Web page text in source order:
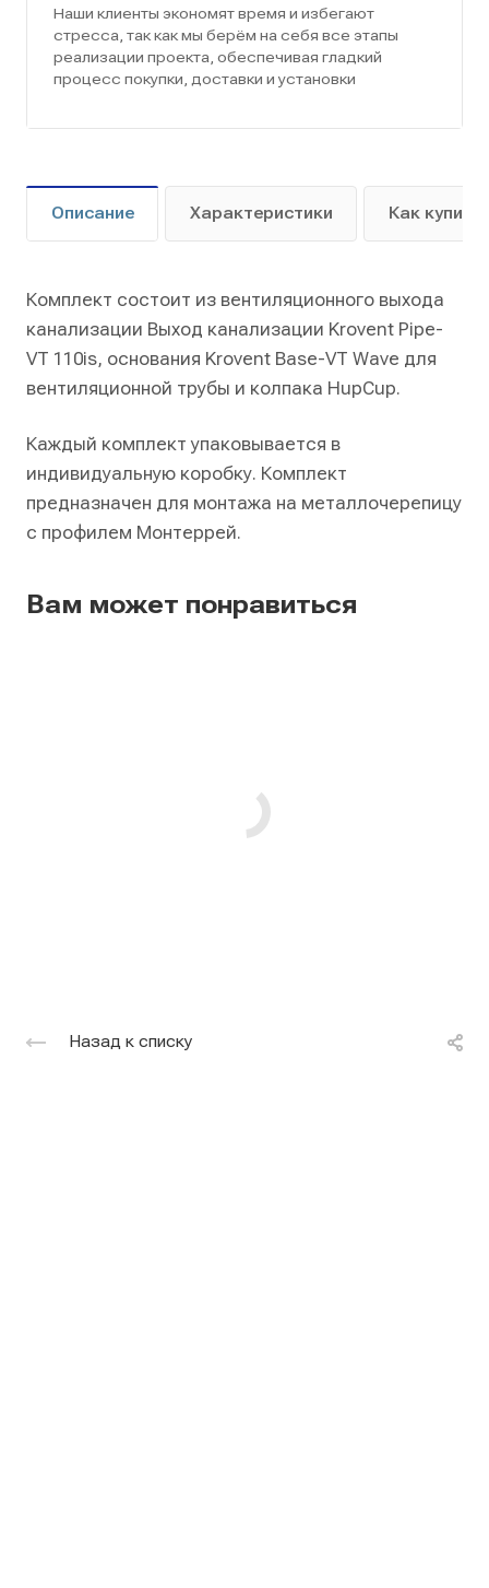
Наши клиенты экономят время и избегают
стресса, так как мы берём на себя все этапы
реализации проекта, обеспечивая гладкий
процесс покупки, доставки и установки
Описание Характеристики Как купить
Комплект состоит из вентиляционного выхода
канализации Выход канализации Krovent Pipe-
VT 110is, основания Krovent Base-VT Wave для
вентиляционной трубы и колпака HupCup.
Каждый комплект упаковывается в
индивидуальную коробку. Комплект
предназначен для монтажа на металлочерепицу
с профилем Монтеррей.
Вам может понравиться
Назад к списку